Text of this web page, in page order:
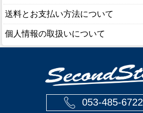
送料とお支払い方法について
個人情報の取扱いについて
053-485-6722